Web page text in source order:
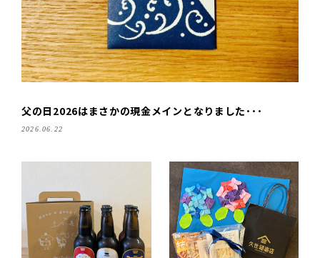
父の日2026はまさかの現金メインとなりました･･･
2026.06.22